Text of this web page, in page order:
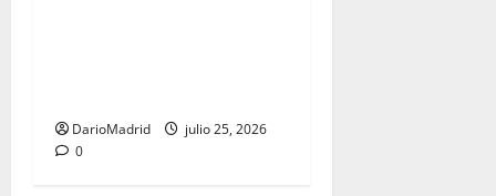
DarioMadrid
julio 25, 2026
0